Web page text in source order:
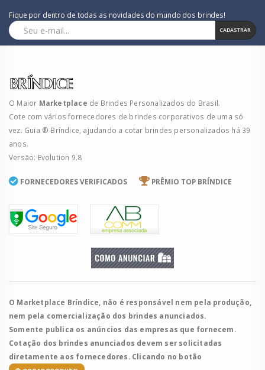
Fique por dentro de todas as novidades do mundo dos brindes!
CADASTRAR
O Maior Marketplace de Brindes Personalizados do Brasil.
Cote com vários fornecedores de brindes corporativos de uma só
vez. Guia ® Bríndice, ajudando a cotar brindes personalizados há 39
anos.
Versão: Evolution 9.8
FORNECEDORES VERIFICADOS PRÊMIO TOP BRÍNDICE
O Marketplace Bríndice, não é responsável nem pela produção,
nem pela comercialização dos brindes anunciados.
Somente publica os anúncios das empresas que fornecem.
Cotação dos brindes anunciados devem ser solicitadas
diretamente aos fornecedores. Clicando no botão